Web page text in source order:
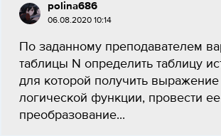
polina686
06.08.2020 10:14
По заданному преподавателем
таблицы N определить таблицу
для которой получить
логической функции, провести ее
преобразование...